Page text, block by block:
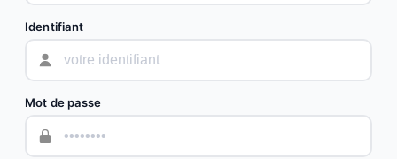
Identifiant
Mot de passe